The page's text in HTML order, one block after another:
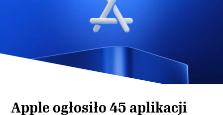
Apple ogłosiło 45 aplikacji